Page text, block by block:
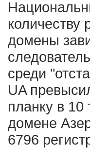
количеству
домены
среди
UA
планку в 10
домене
6796